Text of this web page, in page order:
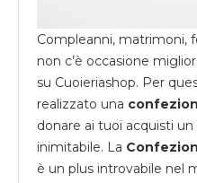
Compleanni, matrimoni,
non c’è occasione
su Cuoieriashop. Per
realizzato una
donare ai tuoi acquisti
inimitabile. La
è un plus introvabile nel